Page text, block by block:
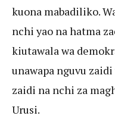
kuona mabadiliko.
nchi yao na hatma
kiutawala wa
unawapa nguvu
zaidi na nchi za
Urusi.